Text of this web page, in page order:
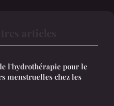
l'hydrothérapie pour le
menstruelles chez les